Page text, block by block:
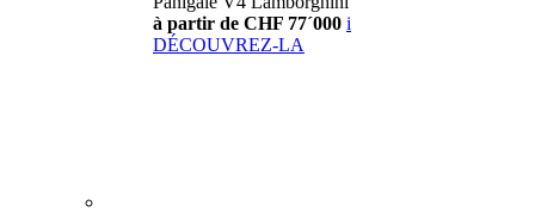
à partir de CHF 77´000 i
DÉCOUVREZ-LA